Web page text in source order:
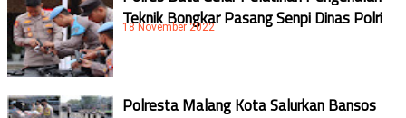
Teknik Bongkar Pasang Senpi Dinas Polri
18 November 2022
Polresta Malang Kota Salurkan Bansos